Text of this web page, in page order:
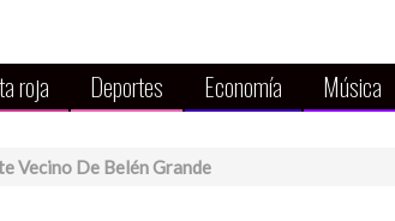
roja Deportes Economía Música
Vecino De Belén Grande